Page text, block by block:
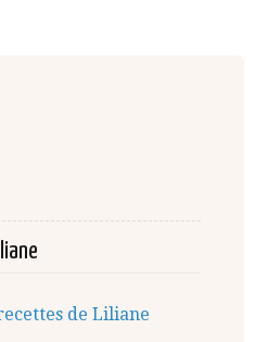
de Liliane